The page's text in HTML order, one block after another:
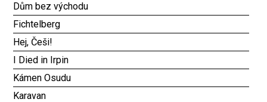
Dům bez východu
Fichtelberg
Hej, Češi!
I Died in Irpin
Kámen Osudu
Karavan